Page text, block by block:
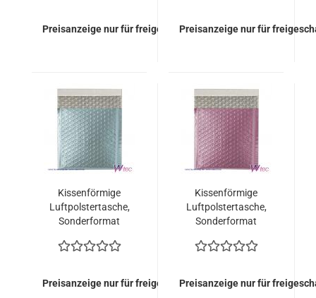
Stück = 99,00 Euro)
Preisanzeige nur für freigeschaltete Kunden
Stück = 99,00 Euro)
Preisanzeige nur für
Kissenförmige
Luftpolstertasche,
Sonderformat
metallisch Matt (100
Preisanzeige nur für freigeschaltete Kunden
Kissenförmige
Luftpolstertasche,
Sonderformat
metallisch Matt (100
Preisanzeige nur für